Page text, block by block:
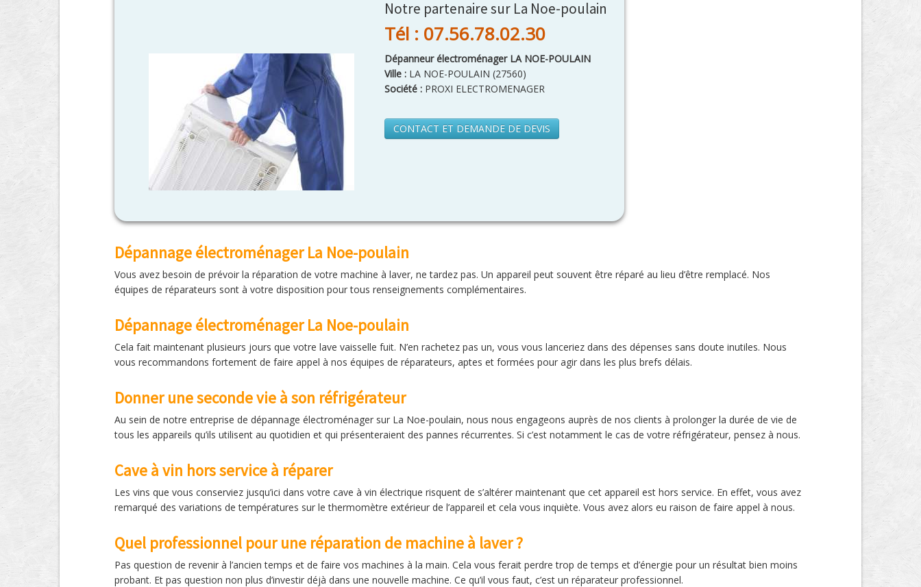
Notre partenaire sur La Noe-poulain
Tél : 07.56.78.02.30
Dépanneur électroménager LA NOE-POULAIN
Ville : LA NOE-POULAIN (27560)
Société : PROXI ELECTROMENAGER
CONTACT ET DEMANDE DE DEVIS
Dépannage électroménager La Noe-poulain
Vous avez besoin de prévoir la réparation de votre machine à laver, ne tardez pas. Un appareil peut souvent être réparé au lieu d’être remplacé. Nos
équipes de réparateurs sont à votre disposition pour tous renseignements complémentaires.
Dépannage électroménager La Noe-poulain
Cela fait maintenant plusieurs jours que votre lave vaisselle fuit. N’en rachetez pas un, vous vous lanceriez dans des dépenses sans doute inutiles. Nous
vous recommandons fortement de faire appel à nos équipes de réparateurs, aptes et formées pour agir dans les plus brefs délais.
Donner une seconde vie à son réfrigérateur
Au sein de notre entreprise de dépannage électroménager sur La Noe-poulain, nous nous engageons auprès de nos clients à prolonger la durée de vie de
tous les appareils qu’ils utilisent au quotidien et qui présenteraient des pannes récurrentes. Si c’est notamment le cas de votre réfrigérateur, pensez à nous.
Cave à vin hors service à réparer
Les vins que vous conserviez jusqu’ici dans votre cave à vin électrique risquent de s’altérer maintenant que cet appareil est hors service. En effet, vous avez
remarqué des variations de températures sur le thermomètre extérieur de l’appareil et cela vous inquiète. Vous avez alors eu raison de faire appel à nous.
Quel professionnel pour une réparation de machine à laver ?
Pas question de revenir à l’ancien temps et de faire vos machines à la main. Cela vous ferait perdre trop de temps et d’énergie pour un résultat bien moins
probant. Et pas question non plus d’investir déjà dans une nouvelle machine. Ce qu’il vous faut, c’est un réparateur professionnel.